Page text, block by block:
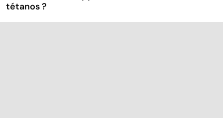
tétanos ?